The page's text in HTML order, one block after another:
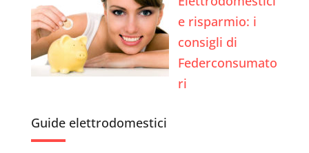
e risparmio: i
consigli di
Federconsumato
ri
Guide elettrodomestici